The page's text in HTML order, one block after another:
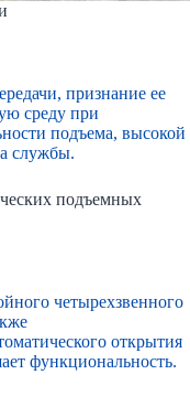
признание ее
среду при
подъема, высокой
службы.
подъемных
четырехзвенного
открытия
функциональность.